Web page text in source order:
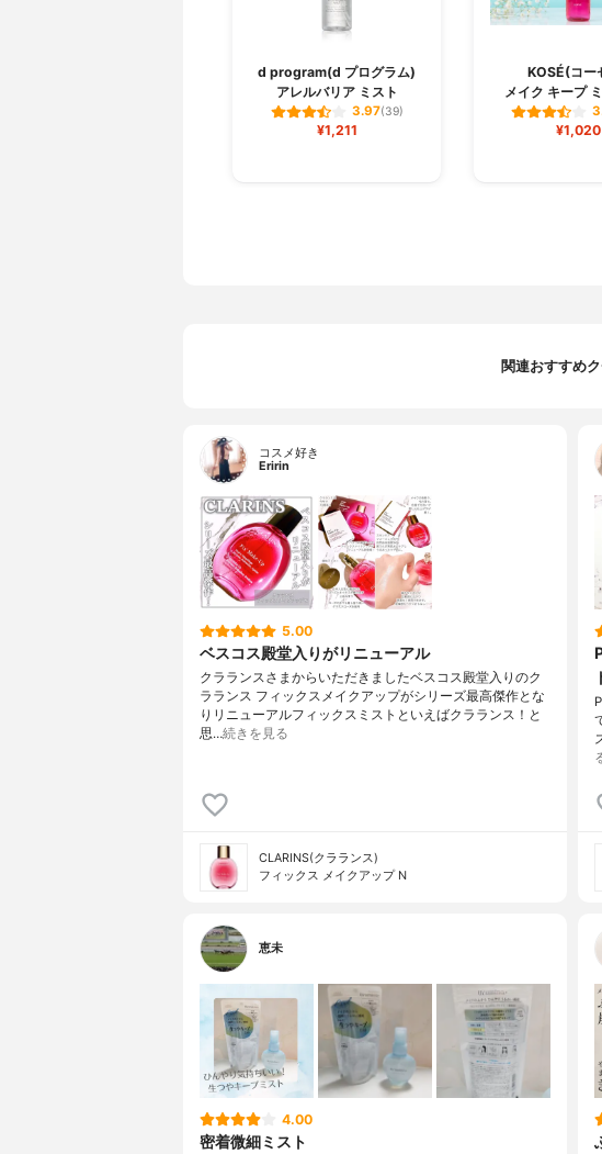
d program(d プログラム)
アレルバリア ミスト
3.97(39)
¥1,211
KOSÉ(コー
メイク キープ
¥1,020
関連おすすめ
コスメ好き
Eririn
5.00
ベスコス殿堂入りがリニューアル
クラランスさまからいただきましたベスコス殿堂入りのク
ラランス フィックスメイクアップがシリーズ最高傑作とな
りリニューアルフィックスミストといえばクラランス！と
思…続きを見る
CLARINS(クラランス)
フィックス メイクアップ N
恵未
4.00
密着微細ミスト